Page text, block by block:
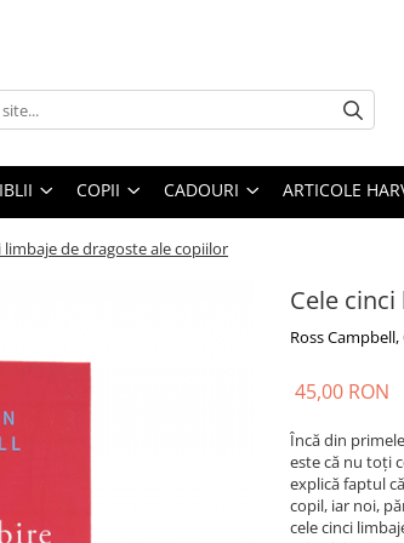
COPII CADOURI ARTICOLE
limbaje de dragoste ale copiilor
Cele
Ross
45,00 RON
Încă din
este că nu toți
explică faptul
copil, iar noi,
cele cinci